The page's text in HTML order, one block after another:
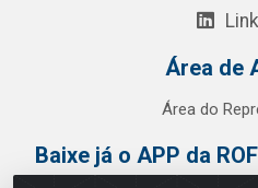
Área de
Área do
Baixe já o APP da